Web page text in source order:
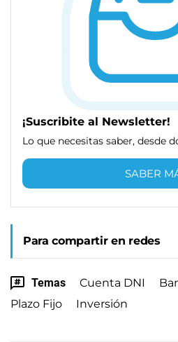
¡Suscribite al Newsletter!
Lo que necesitas saber, desde
SABER
Para compartir en redes
Temas Cuenta DNI
Plazo Fijo
Inversión